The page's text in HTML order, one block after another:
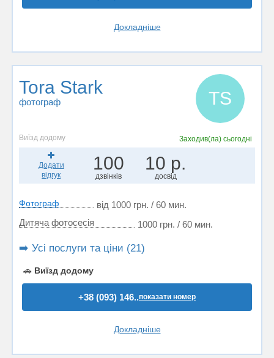
Докладніше
Tora Stark
фотограф TS
Виїзд додому Заходив(ла)сьогодні
Додати
відгук
100
дзвінків
10 р.
досвід
Фотограф
від 1000 грн. / 60 мин.
Дитяча фотосесія
1000 грн. / 60 мин.
➡️ Усі послуги та ціни (21)
🚗 Виїзд додому
+38 (093) 146..показати номер
Докладніше